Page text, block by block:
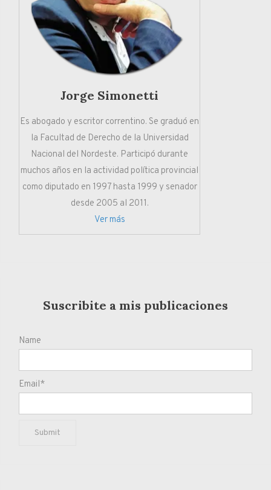
Jorge Simonetti
Es abogado y escritor correntino. Se graduó en
la Facultad de Derecho de la Universidad
Nacional del Nordeste. Participó durante
muchos años en la actividad política provincial
como diputado en 1997 hasta 1999 y senador
desde 2005 al 2011.
Ver más
Suscribite a mis publicaciones
Name
Email*